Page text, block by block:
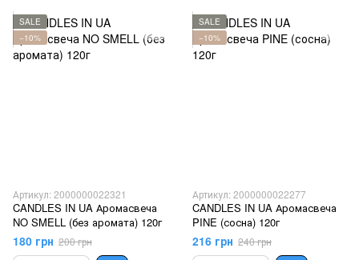
SALE
−10%
Артикул: 2000000022321
CANDLES IN UA Аромасвеча
NO SMELL (без аромата) 120г
180 грн 200 грн
SALE
−10%
Артикул: 2000000022277
CANDLES IN UA Аромасвеча
PINE (сосна) 120г
216 грн 240 грн